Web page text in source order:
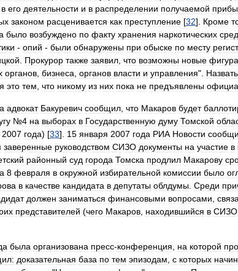
в его деятельности и в распределении получаемой
законом расценивается как преступление [32]. Кроме
было возбуждено по факту хранения наркотических
- опий - были обнаружены при обыске по месту
Прокурор также заявил что возможны новые
органов бизнеса органов власти и управления". Назвать
это тем что никому из них пока не предъявлены
адвокат Бакуревич сообщил что Макаров будет
№4 на выборах в Государственную думу Томской
2007 года) [33]. 15 января 2007 года РИА Новости
заверенные руководством СИЗО документы на участие в
районный суд города Томска продлил Макарову
а 8 февраля в окружной избирательной комиссии было
в качестве кандидата в депутаты облдумы Среди
должен заниматься финансовыми вопросами
представителей (чего Макаров находившийся в СИЗО
была организована пресс-конференция на которой
доказательная база по тем эпизодам с которых